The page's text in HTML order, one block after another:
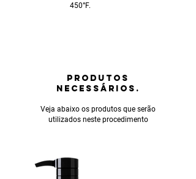
450°F.
PRODUTOS
NECESSÁRIOS.
Veja abaixo os produtos que serão
utilizados neste procedimento